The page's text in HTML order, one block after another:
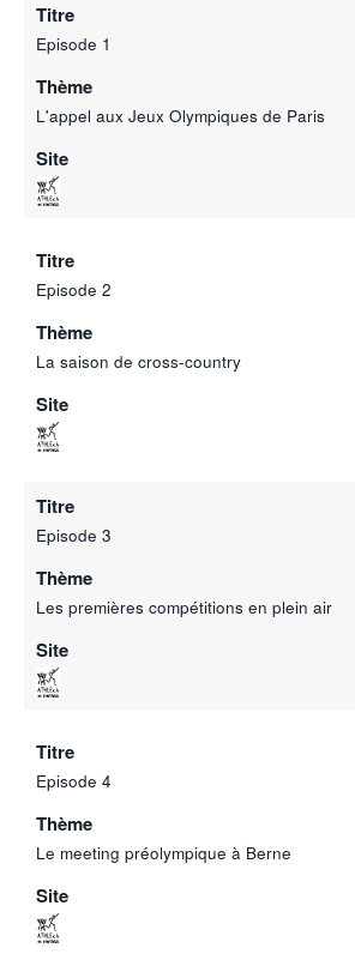
Titre
Episode 1
Thème
L'appel aux Jeux Olympiques de Paris
Site
Titre
Episode 2
Thème
La saison de cross-country
Site
Titre
Episode 3
Thème
Les premières compétitions en plein air
Site
Titre
Episode 4
Thème
Le meeting préolympique à Berne
Site